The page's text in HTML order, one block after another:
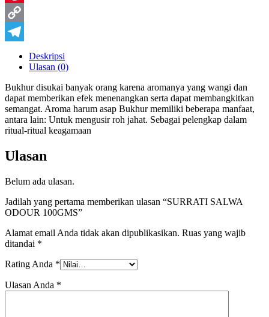
Pinterest
Copy
Telegram
Deskripsi
Ulasan (0)
Bukhur disukai banyak orang karena aromanya yang wangi dan
dapat memberikan efek menenangkan serta dapat membangkitkan
semangat. Aroma harum asap Bukhur memiliki beberapa manfaat,
antara lain: Untuk mengusir roh jahat. Sebagai pelengkap dalam
ritual-ritual keagamaan
Ulasan
Belum ada ulasan.
Jadilah yang pertama memberikan ulasan “SURRATI SALWA
ODOUR 100GMS”
Alamat email Anda tidak akan dipublikasikan. Ruas yang wajib
ditandai *
Rating Anda *
Ulasan Anda *